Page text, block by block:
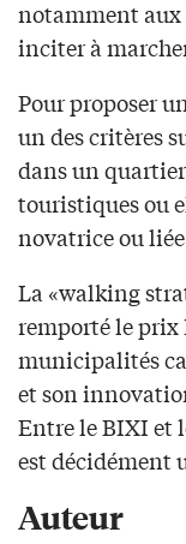
notamment aux
inciter à
Pour proposer
un des critères
dans un
touristiques ou
novatrice ou
La «walking
remporté le prix
municipalités
et son
Entre le BIXI et
est décidément
Auteur